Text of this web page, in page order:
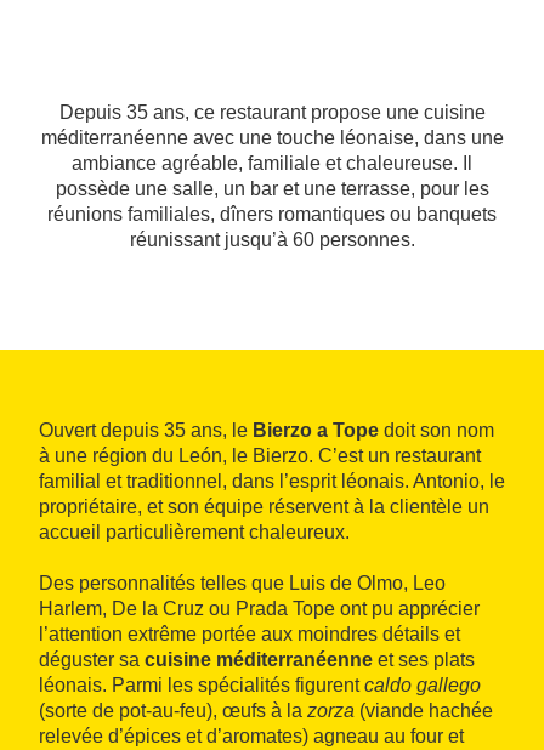
Depuis 35 ans, ce restaurant propose une cuisine
méditerranéenne avec une touche léonaise, dans une
ambiance agréable, familiale et chaleureuse. Il
possède une salle, un bar et une terrasse, pour les
réunions familiales, dîners romantiques ou banquets
réunissant jusqu’à 60 personnes.
Ouvert depuis 35 ans, le Bierzo a Tope doit son nom
à une région du León, le Bierzo. C’est un restaurant
familial et traditionnel, dans l’esprit léonais. Antonio, le
propriétaire, et son équipe réservent à la clientèle un
accueil particulièrement chaleureux.
Des personnalités telles que Luis de Olmo, Leo
Harlem, De la Cruz ou Prada Tope ont pu apprécier
l’attention extrême portée aux moindres détails et
déguster sa cuisine méditerranéenne et ses plats
léonais. Parmi les spécialités figurentcaldo gallego
(sorte de pot-au-feu), œufs à la zorza (viande hachée
relevée d’épices et d’aromates) agneau au four et